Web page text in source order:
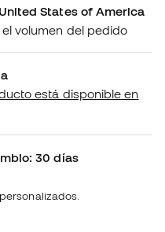
States of America
volumen del pedido
está disponible en
30 días